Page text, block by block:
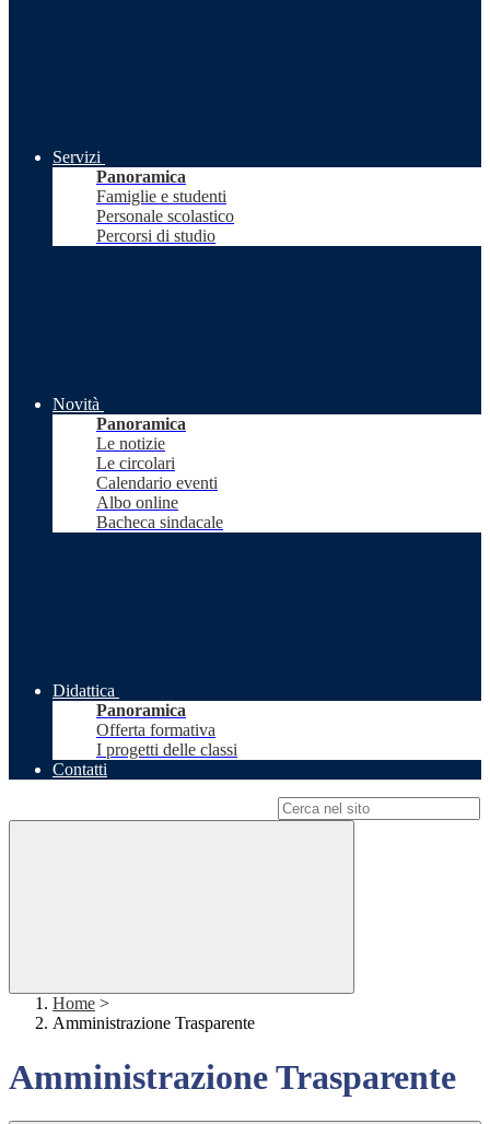
Servizi
Panoramica
Famiglie e studenti
Personale scolastico
Percorsi di studio
Novità
Panoramica
Le notizie
Le circolari
Calendario eventi
Albo online
Bacheca sindacale
Didattica
Panoramica
Offerta formativa
I progetti delle classi
Contatti
Home >
Amministrazione Trasparente
Amministrazione Trasparente